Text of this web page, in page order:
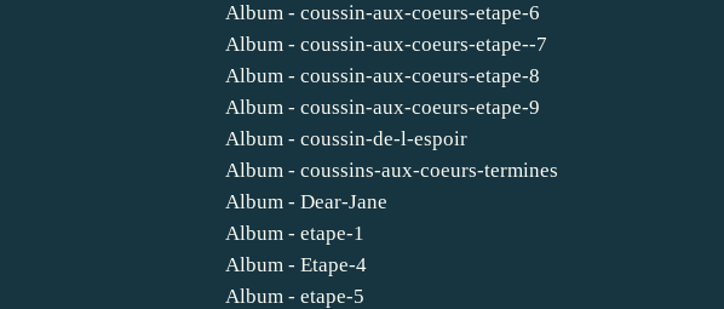
Album - coussin-aux-coeurs-etape-6
Album - coussin-aux-coeurs-etape--7
Album - coussin-aux-coeurs-etape-8
Album - coussin-aux-coeurs-etape-9
Album - coussin-de-l-espoir
Album - coussins-aux-coeurs-termines
Album - Dear-Jane
Album - etape-1
Album - Etape-4
Album - etape-5